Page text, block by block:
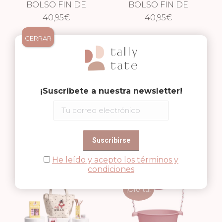
BOLSO FIN DE
SEMANA
GOLONDRINAS
40,95€
BOLSO FIN DE
SEMANA
40,95€
SEMANA CONEJITO
PACK CON BOLSO
GLAMOROUS
PICKS
¡Oferta!
¡Suscríbete a nuestra newsletter!
He leído y acepto los términos y
condiciones
CERRAR